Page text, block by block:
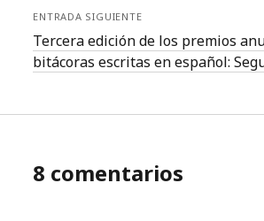
ENTRADA SIGUIENTE
Tercera edición de los premios
bitácoras escritas en español:
8 comentarios